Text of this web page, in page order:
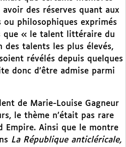
des réserves quant aux
philosophiques exprimés
que « le talent littéraire du
des talents les plus élevés,
révélés depuis quelques
donc d’être admise parmi
de Marie-Louise Gagneur
le thème n’était pas rare
Empire. Ainsi que le montre
La République anticléricale,